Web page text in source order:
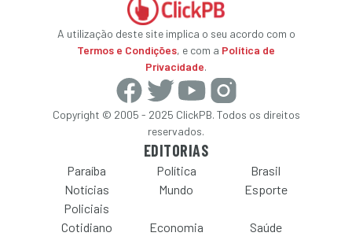
A utilização deste site implica o seu acordo com o
Termos e Condições, e com a Política de
Privacidade.
Copyright © 2005 - 2025 ClickPB. Todos os direitos
reservados.
EDITORIAS
Paraíba Política
Brasil
Notícias
Policiais
Mundo Esporte
Cotidiano Economia
Saúde